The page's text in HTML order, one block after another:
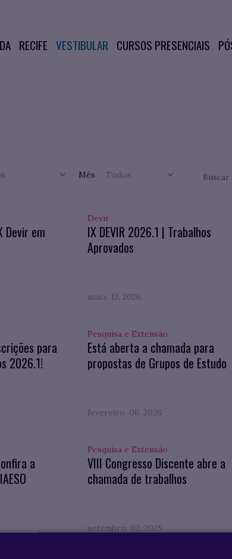
RECIFE VESTIBULAR CURSOS PRESENCIAIS
Mês
Devir em
Devir
IX DEVIR 2026.1 | Trabalhos
Aprovados
maio. 13, 2026
para
2026.1!
Pesquisa e Extensão
Está aberta a chamada para
propostas de Grupos de Estudo
fevereiro. 06, 2026
a
Pesquisa e Extensão
VIII Congresso Discente abre a
chamada de trabalhos
setembro. 02, 2025